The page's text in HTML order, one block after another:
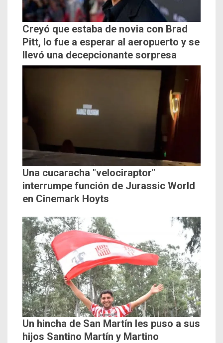
Creyó que estaba de novia con Brad
Pitt, lo fue a esperar al aeropuerto y se
llevó una decepcionante sorpresa
Una cucaracha "velociraptor"
interrumpe función de Jurassic World
en Cinemark Hoyts
Un hincha de San Martín les puso a sus
hijos Santino Martín y Martino